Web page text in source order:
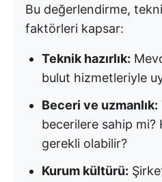
Bu değerlendirme,
faktörleri kapsar:
Teknik hazırlık:
bulut hizmetleriyle
Beceri ve uzmanlık:
becerilere sahip mi?
gerekli olabilir?
Kurum kültürü: